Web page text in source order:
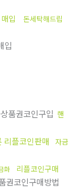
입
돈세탁해드립
입
품권코인구입 핸
리플코인판매
자금
화 리플코인구매
권코인구매방법